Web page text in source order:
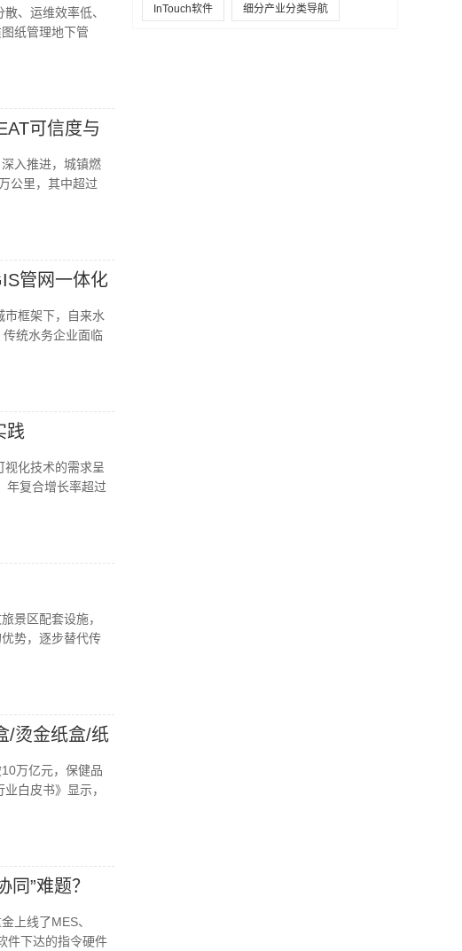
、运维效率低、
纸管理地下管
可信度与
入推进，城镇燃
公里，其中超过
管网一体化
市框架下，自来水
统水务企业面临
践
视化技术的需求呈
年复合增长率超过
景区配套设施，
势，逐步替代传
/烫金纸盒/纸
万亿元，保健品
白皮书》显示，
”难题？
上线了MES、
件下达的指令硬件
InTouch软件 细分产业分类导航